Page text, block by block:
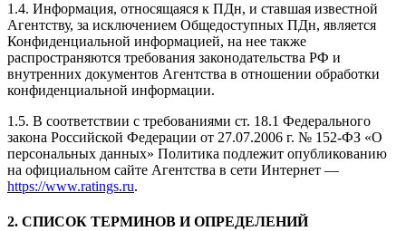
1.4. Информация, относящаяся к ПДн, и ставшая известной
Агентству, за исключением Общедоступных ПДн, является
Конфиденциальной информацией, на нее также
распространяются требования законодательства РФ и
внутренних документов Агентства в отношении обработки
конфиденциальной информации.
1.5. В соответствии с требованиями ст. 18.1 Федерального
закона Российской Федерации от 27.07.2006 г. № 152-ФЗ «О
персональных данных» Политика подлежит опубликованию
на официальном сайте Агентства в сети Интернет —
https://www.ratings.ru.
2. СПИСОК ТЕРМИНОВ И ОПРЕДЕЛЕНИЙ